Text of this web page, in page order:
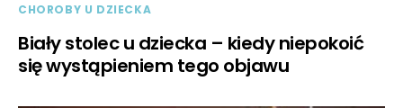
CHOROBY U DZIECKA
Biały stolec u dziecka – kiedy niepokoić
się wystąpieniem tego objawu